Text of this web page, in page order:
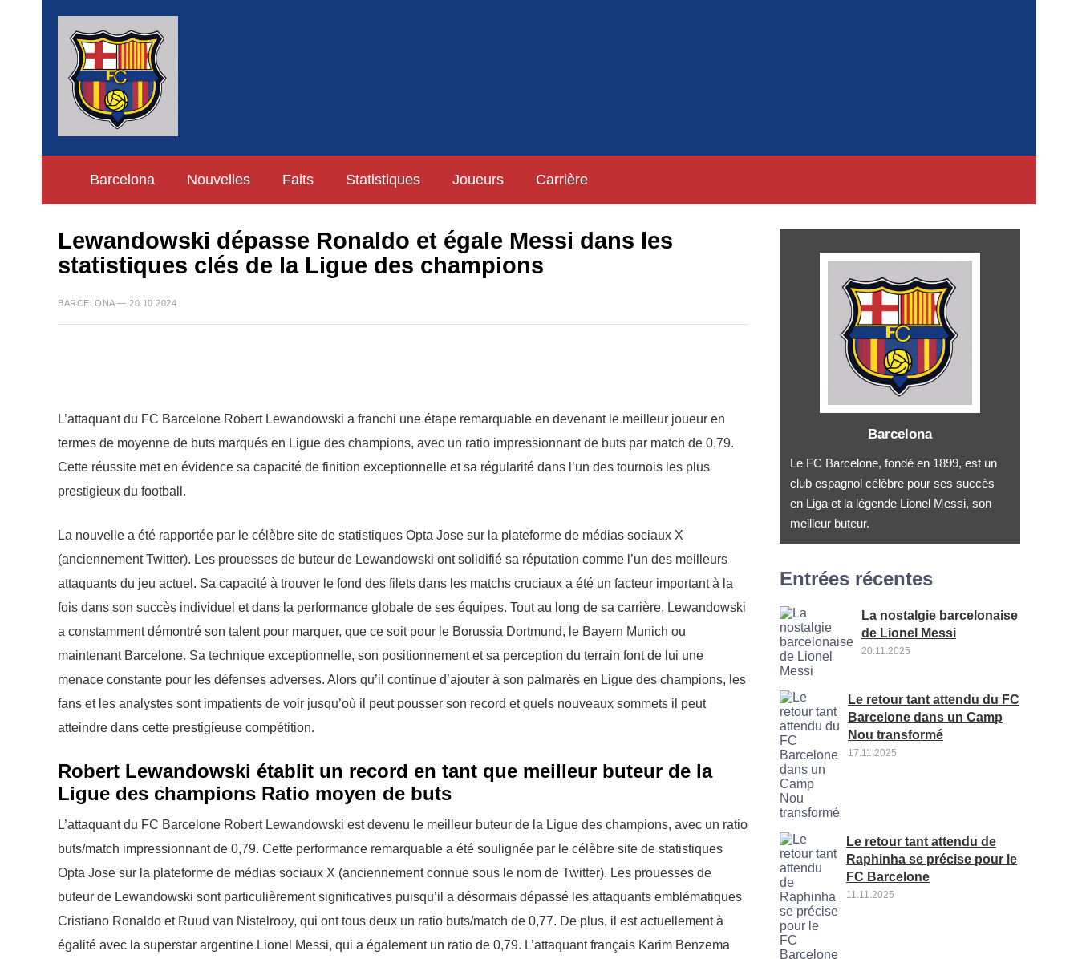
Barcelona Nouvelles Faits Statistiques Joueurs Carrière
Lewandowski dépasse Ronaldo et égale Messi dans les
statistiques clés de la Ligue des champions
BARCELONA — 20.10.2024
L’attaquant du FC Barcelone Robert Lewandowski a franchi une étape remarquable en devenant le meilleur joueur en
termes de moyenne de buts marqués en Ligue des champions, avec un ratio impressionnant de buts par match de 0,79.
Cette réussite met en évidence sa capacité de finition exceptionnelle et sa régularité dans l’un des tournois les plus
prestigieux du football.
La nouvelle a été rapportée par le célèbre site de statistiques Opta Jose sur la plateforme de médias sociaux X
(anciennement Twitter). Les prouesses de buteur de Lewandowski ont solidifié sa réputation comme l’un des meilleurs
attaquants du jeu actuel. Sa capacité à trouver le fond des filets dans les matchs cruciaux a été un facteur important à la
fois dans son succès individuel et dans la performance globale de ses équipes. Tout au long de sa carrière, Lewandowski
a constamment démontré son talent pour marquer, que ce soit pour le Borussia Dortmund, le Bayern Munich ou
maintenant Barcelone. Sa technique exceptionnelle, son positionnement et sa perception du terrain font de lui une
menace constante pour les défenses adverses. Alors qu’il continue d’ajouter à son palmarès en Ligue des champions, les
fans et les analystes sont impatients de voir jusqu’où il peut pousser son record et quels nouveaux sommets il peut
atteindre dans cette prestigieuse compétition.
Robert Lewandowski établit un record en tant que meilleur buteur de la
Ligue des champions Ratio moyen de buts
L’attaquant du FC Barcelone Robert Lewandowski est devenu le meilleur buteur de la Ligue des champions, avec un ratio
buts/match impressionnant de 0,79. Cette performance remarquable a été soulignée par le célèbre site de statistiques
Opta Jose sur la plateforme de médias sociaux X (anciennement connue sous le nom de Twitter). Les prouesses de
buteur de Lewandowski sont particulièrement significatives puisqu’il a désormais dépassé les attaquants emblématiques
Cristiano Ronaldo et Ruud van Nistelrooy, qui ont tous deux un ratio buts/match de 0,77. De plus, il est actuellement à
égalité avec la superstar argentine Lionel Messi, qui a également un ratio de 0,79. L’attaquant français Karim Benzema
Barcelona
Le FC Barcelone, fondé en 1899, est un
club espagnol célèbre pour ses succès
en Liga et la légende Lionel Messi, son
meilleur buteur.
Entrées récentes
La nostalgie barcelonaise
de Lionel Messi
20.11.2025
Le retour tant attendu du FC
Barcelone dans un Camp
Nou transformé
17.11.2025
Le retour tant attendu de
Raphinha se précise pour le
FC Barcelone
11.11.2025